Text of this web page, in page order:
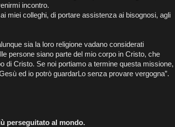
incontro.
miei colleghi, di portare assistenza ai bisognosi, agli
sia la loro religione vadano considerati
persone siano parte del mio corpo in Cristo, che
di Cristo. Se noi portiamo a termine questa missione,
ed io potrò guardarLo senza provare vergogna”.
perseguitato al mondo.